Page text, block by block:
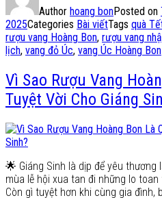
Author hoang bonPosted on
2025Categories Bài viếtTags quà
rượu vang Hoàng Bon, rượu vang
lịch, vang đỏ Úc, vang Úc Hoàng Bon
Vì Sao Rượu Vang
Tuyệt Vời Cho Giáng
🌟 Giáng Sinh là dịp để yêu
mùa lễ hội xua tan đi những lo
Còn gì tuyệt hơn khi cùng gia đình,